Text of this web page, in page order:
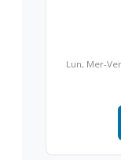
Lun, Mer-